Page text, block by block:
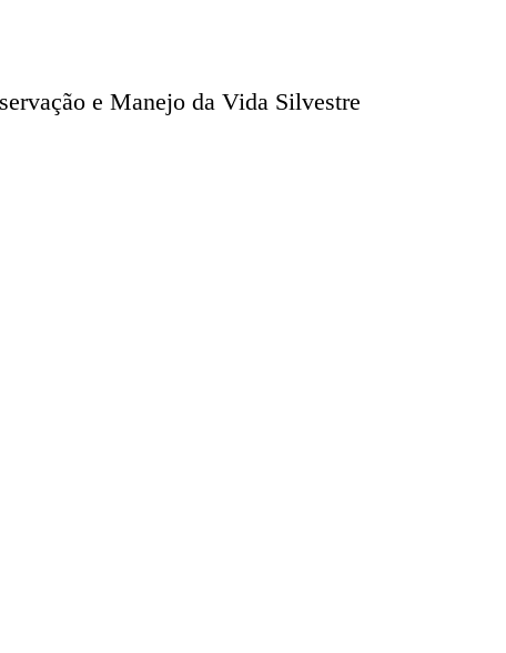
e Manejo da Vida Silvestre